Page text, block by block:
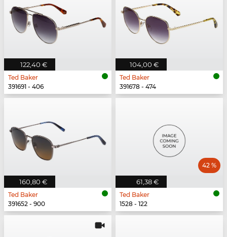
122,40 €
Ted Baker
391691 - 406
104,00 €
Ted Baker
391678 - 474
160,80 €
Ted Baker
391652 - 900
61,38 €
42 %
Ted Baker
1528 - 122